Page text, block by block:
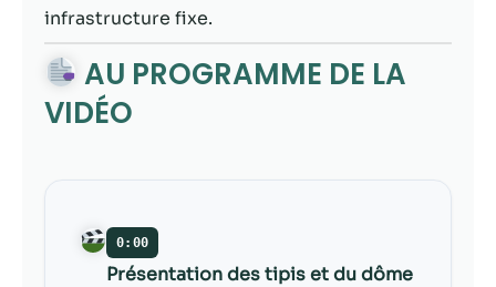
infrastructure fixe.
AU PROGRAMME DE LA
VIDÉO
0:00
Présentation des tipis et du dôme
Marketing
augmentez les